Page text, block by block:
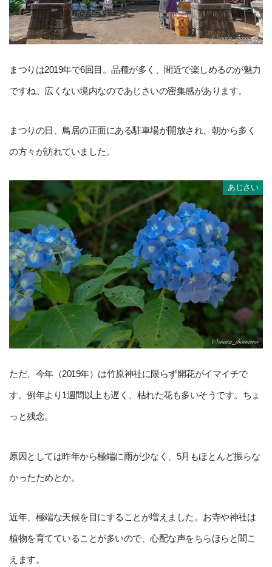
まつりは2019年で6回目。品種が多く、間近で楽しめるのが魅力
ですね。広くない境内なのであじさいの密集感があります。
まつりの日、鳥居の正面にある駐車場が開放され、朝から多く
の方々が訪れていました。
あじさい
ただ、今年（2019年）は竹原神社に限らず開花がイマイチで
す。例年より1週間以上も遅く、枯れた花も多いそうです。ちょ
っと残念。
原因としては昨年から極端に雨が少なく、5月もほとんど振らな
かったためとか。
近年、極端な天候を目にすることが増えました。お寺や神社は
植物を育てていることが多いので、心配な声をちらほらと聞こ
えます。